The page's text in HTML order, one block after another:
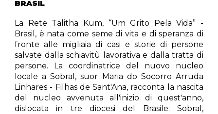
BRASIL
La Rete Talitha Kum, “Um Grito Pela Vida” -
Brasil , è nata come seme di vita e di speranza di
fronte alle migliaia di casi e storie di persone
salvate dalla schiavitù lavorativa e dalla tratta di
persone. La coordinatrice del nuovo nucleo
locale a Sobral, suor Maria do Socorro Arruda
Linhares - Filhas de Sant'Ana, racconta la nascita
del nucleo avvenuta all'inizio di quest'anno,
dislocata in tre diocesi del Brasile: Sobral,